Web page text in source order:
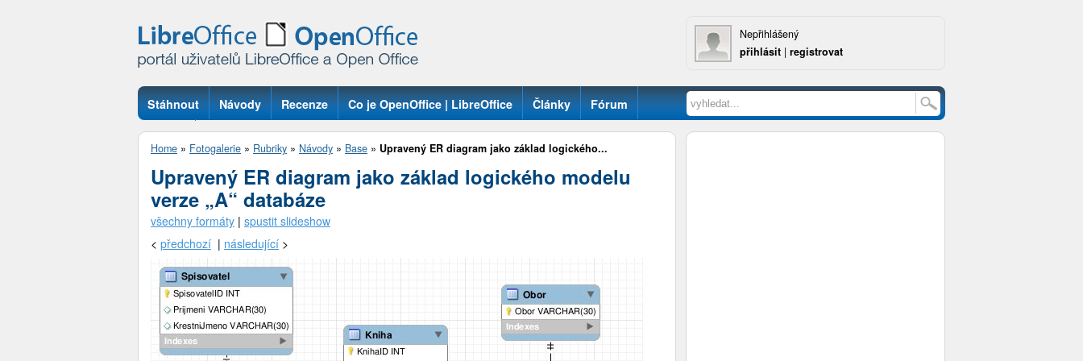
Nepřihlášený
přihlásit | registrovat
Stáhnout Návody Recenze Co je OpenOffice | LibreOffice Články Fórum
Otázky
Home » Fotogalerie » Rubriky » Návody » Base » Upravený ER diagram jako základ logického...
Upravený ER diagram jako základ logického modelu
verze „A“ databáze
všechny formáty | spustit slideshow
< předchozí | následující >